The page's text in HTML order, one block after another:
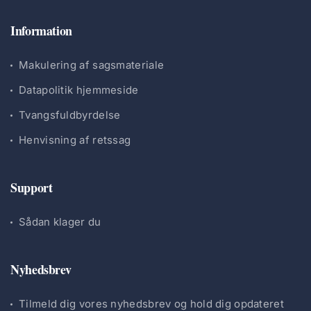
Information
Makulering af sagsmateriale
Datapolitik hjemmeside
Tvangsfuldbyrdelse
Henvisning af retssag
Support
Sådan klager du
Nyhedsbrev
Tilmeld dig vores nyhedsbrev og hold dig opdateret